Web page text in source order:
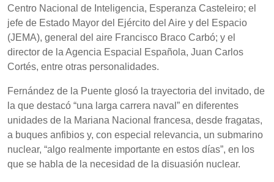
Centro Nacional de Inteligencia, Esperanza Casteleiro; el
jefe de Estado Mayor del Ejército del Aire y del Espacio
(JEMA), general del aire Francisco Braco Carbó; y el
director de la Agencia Espacial Española, Juan Carlos
Cortés, entre otras personalidades.
Fernández de la Puente glosó la trayectoria del invitado, de
la que destacó “una larga carrera naval” en diferentes
unidades de la Mariana Nacional francesa, desde fragatas,
a buques anfibios y, con especial relevancia, un submarino
nuclear, “algo realmente importante en estos días”, en los
que se habla de la necesidad de la disuasión nuclear.